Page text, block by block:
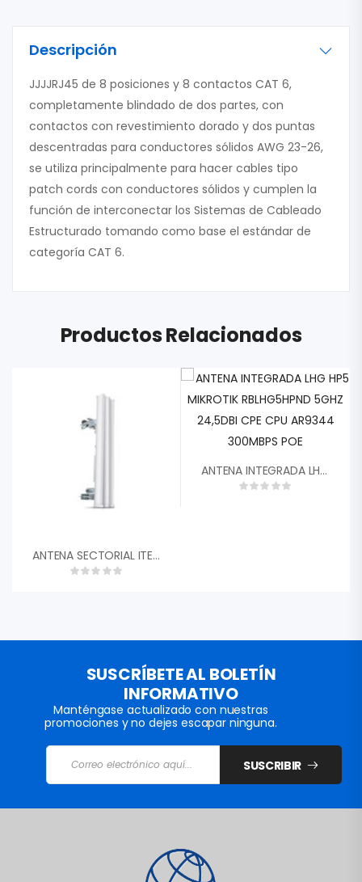
Descripción
JJJJRJ45 de 8 posiciones y 8 contactos CAT 6,
completamente blindado de dos partes, con
contactos con revestimiento dorado y dos puntas
descentradas para conductores sólidos AWG 23-26,
se utiliza principalmente para hacer cables tipo
patch cords con conductores sólidos y cumplen la
función de interconectar los Sistemas de Cableado
Estructurado tomando como base el estándar de
categoría CAT 6.
Productos Relacionados
ANTENA SECTORIAL ITELITE 2.4GHZ DUAL POLARIDAD 15DBI 120 GRADOS SECTOR24015
ANTENA INTEGRADA LHG HP5 MIKROTIK RBLHG5HPND 5GHZ 24,5DBI CPE CPU AR9344 300MBPS POE
SUSCRÍBETE AL BOLETÍN
INFORMATIVO
Manténgase actualizado con nuestras
promociones y no dejes escapar ninguna.
SUSCRIBIR